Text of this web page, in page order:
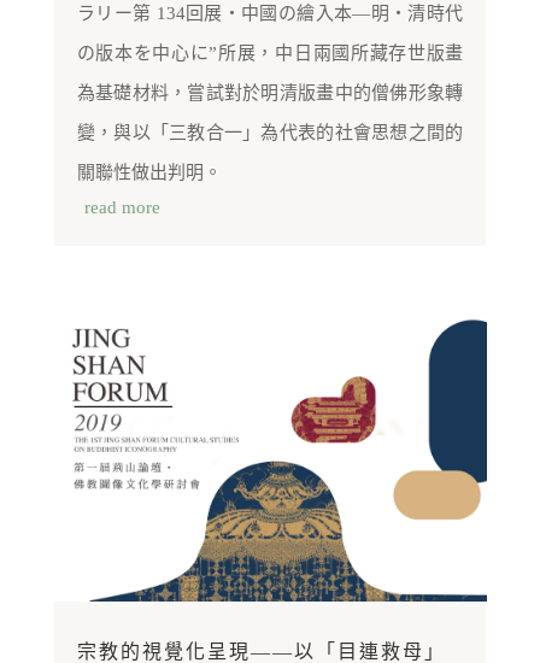
ラリー第 134回展・中國の繪入本―明・清時代
の版本を中心に”所展，中日兩國所藏存世版畫
為基礎材料，嘗試對於明清版畫中的僧佛形象轉
變，與以「三教合一」為代表的社會思想之間的
關聯性做出判明。
read more
宗教的視覺化呈現——以「目連救母」